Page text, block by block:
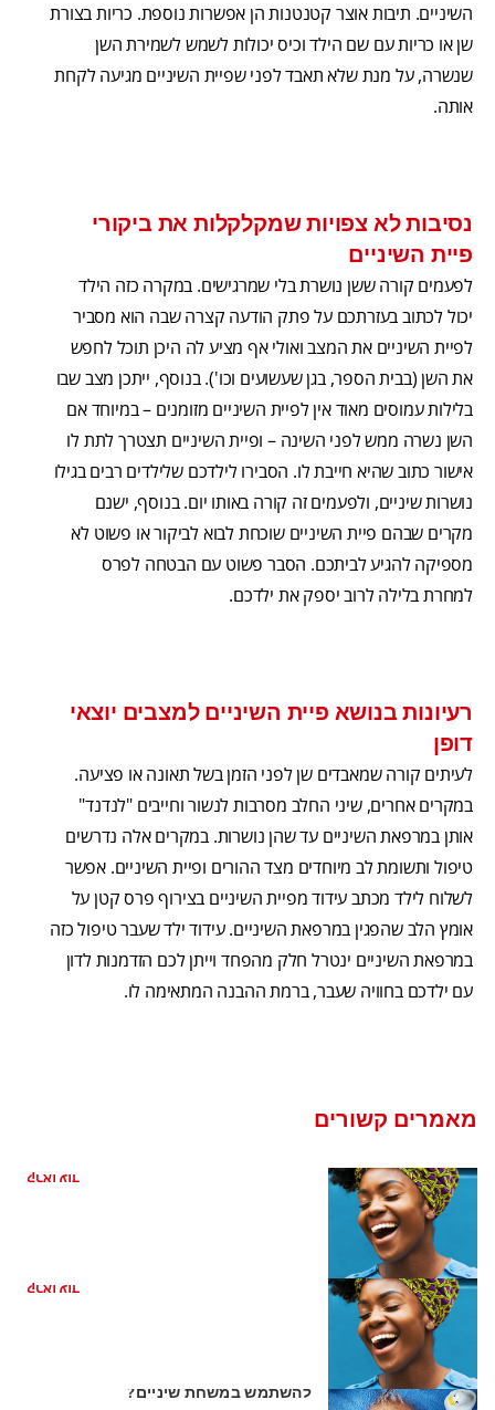
השיניים. תיבות אוצר קטנטנות הן אפשרות נוספת. כריות בצורת
שן או כריות עם שם הילד וכיס יכולות לשמש לשמירת השן
שנשרה, על מנת שלא תאבד לפני שפיית השיניים מגיעה לקחת
אותה.
נסיבות לא צפויות שמקלקלות את ביקורי
פיית השיניים
לפעמים קורה ששן נושרת בלי שמרגישים. במקרה כזה הילד
יכול לכתוב בעזרתכם על פתק הודעה קצרה שבה הוא מסביר
לפיית השיניים את המצב ואולי אף מציע לה היכן תוכל לחפש
את השן (בבית הספר, בגן שעשועים וכו'). בנוסף, ייתכן מצב שבו
בלילות עמוסים מאוד אין לפיית השיניים מזומנים – במיוחד אם
השן נשרה ממש לפני השינה – ופיית השיניים תצטרך לתת לו
אישור כתוב שהיא חייבת לו. הסבירו לילדכם שלילדים רבים בגילו
נושרות שיניים, ולפעמים זה קורה באותו יום. בנוסף, ישנם
מקרים שבהם פיית השיניים שוכחת לבוא לביקור או פשוט לא
מספיקה להגיע לביתכם. הסבר פשוט עם הבטחה לפרס
למחרת בלילה לרוב יספק את ילדכם.
רעיונות בנושא פיית השיניים למצבים יוצאי
דופן
לעיתים קורה שמאבדים שן לפני הזמן בשל תאונה או פציעה.
במקרים אחרים, שיני החלב מסרבות לנשור וחייבים "לנדנד"
אותן במרפאת השיניים עד שהן נושרות. במקרים אלה נדרשים
טיפול ותשומת לב מיוחדים מצד ההורים ופיית השיניים. אפשר
לשלוח לילד מכתב עידוד מפיית השיניים בצירוף פרס קטן על
אומץ הלב שהפגין במרפאת השיניים. עידוד ילד שעבר טיפול כזה
במרפאת השיניים ינטרל חלק מהפחד וייתן לכם הזדמנות לדון
עם ילדכם בחוויה שעבר, ברמת ההבנה המתאימה לו.
מאמרים קשורים
קראו עוד
קראו עוד
להשתמש במשחת שיניים?